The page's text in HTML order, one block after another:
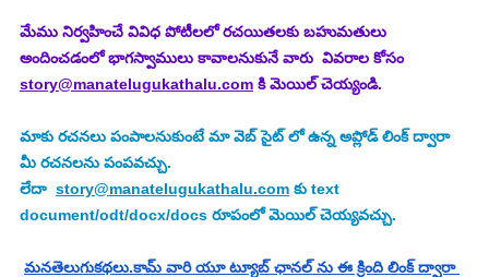
మేము నిర్వహించే వివిధ పోటీలలో రచయితలకు బహుమతులు
అందించడంలో భాగస్వాములు కావాలనుకునే వారు  వివరాల కోసం
story@manatelugukathalu.com కి మెయిల్ చెయ్యండి.
మాకు రచనలు పంపాలనుకుంటే మా వెబ్ సైట్ లో ఉన్న అప్లోడ్ లింక్ ద్వారా
మీ రచనలను పంపవచ్చు.
లేదా story@manatelugukathalu.com కు text
document/odt/docx/docs రూపంలో మెయిల్ చెయ్యవచ్చు.
మనతెలుగుకథలు.కామ్ వారి యూ ట్యూబ్ ఛానల్ ను ఈ క్రింది లింక్ ద్వారా